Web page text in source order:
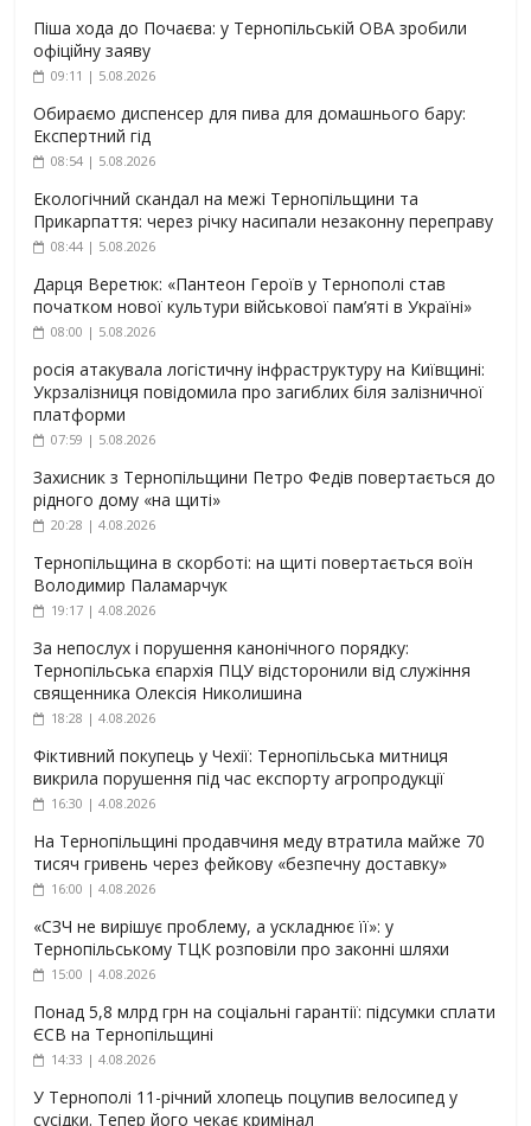
Піша хода до Почаєва: у Тернопільській ОВА зробили
офіційну заяву
09:11 | 5.08.2026
Обираємо диспенсер для пива для домашнього бару:
Експертний гід
08:54 | 5.08.2026
Екологічний скандал на межі Тернопільщини та
Прикарпаття: через річку насипали незаконну переправу
08:44 | 5.08.2026
Дарця Веретюк: «Пантеон Героїв у Тернополі став
початком нової культури військової пам’яті в Україні»
08:00 | 5.08.2026
росія атакувала логістичну інфраструктуру на Київщині:
Укрзалізниця повідомила про загиблих біля залізничної
платформи
07:59 | 5.08.2026
Захисник з Тернопільщини Петро Федів повертається до
рідного дому «на щиті»
20:28 | 4.08.2026
Тернопільщина в скорботі: на щиті повертається воїн
Володимир Паламарчук
19:17 | 4.08.2026
За непослух і порушення канонічного порядку:
Тернопільська єпархія ПЦУ відсторонили від служіння
священника Олексія Николишина
18:28 | 4.08.2026
Фіктивний покупець у Чехії: Тернопільська митниця
викрила порушення під час експорту агропродукції
16:30 | 4.08.2026
На Тернопільщині продавчиня меду втратила майже 70
тисяч гривень через фейкову «безпечну доставку»
16:00 | 4.08.2026
«СЗЧ не вирішує проблему, а ускладнює її»: у
Тернопільському ТЦК розповіли про законні шляхи
15:00 | 4.08.2026
Понад 5,8 млрд грн на соціальні гарантії: підсумки сплати
ЄСВ на Тернопільщині
14:33 | 4.08.2026
У Тернополі 11-річний хлопець поцупив велосипед у
сусідки. Тепер його чекає кримінал